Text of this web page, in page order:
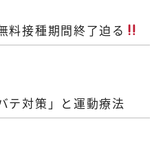
接種期間終了迫る
テ対策」と運動療法